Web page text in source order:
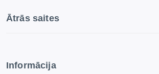
Ātrās saites
Informācija